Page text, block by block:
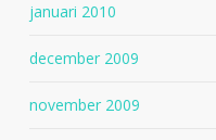
januari 2010
december 2009
november 2009